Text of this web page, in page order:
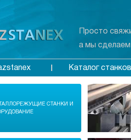
Просто
а мы сделаем
Каталог станков
СТАНКИ И